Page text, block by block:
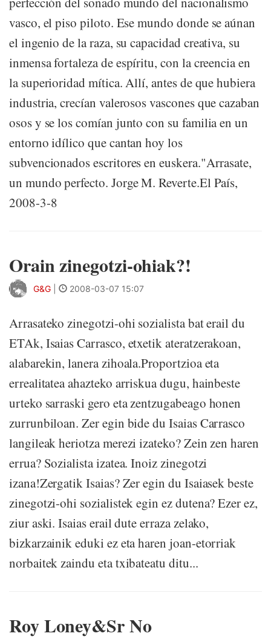
vasco, el piso piloto. Ese mundo donde se aúnan
el ingenio de la raza, su capacidad creativa, su
inmensa fortaleza de espíritu, con la creencia en
la superioridad mítica. Allí, antes de que hubiera
industria, crecían valerosos vascones que cazaban
osos y se los comían junto con su familia en un
entorno idílico que cantan hoy los
subvencionados escritores en euskera."Arrasate,
un mundo perfecto. Jorge M. Reverte.El País,
2008-3-8
Orain zinegotzi-ohiak?!
G&G 2008-03-07 15:07
Arrasateko zinegotzi-ohi sozialista bat erail du
ETAk, Isaias Carrasco, etxetik ateratzerakoan,
alabarekin, lanera zihoala.Proportzioa eta
errealitatea ahazteko arriskua dugu, hainbeste
urteko sarraski gero eta zentzugabeago honen
zurrunbiloan. Zer egin bide du Isaias Carrasco
langileak heriotza merezi izateko? Zein zen haren
errua? Sozialista izatea. Inoiz zinegotzi
izana!Zergatik Isaias? Zer egin du Isaiasek beste
zinegotzi-ohi sozialistek egin ez dutena? Ezer ez,
ziur aski. Isaias erail dute erraza zelako,
bizkarzainik eduki ez eta haren joan-etorriak
norbaitek zaindu eta txibateatu ditu...
Roy Loney&Sr No